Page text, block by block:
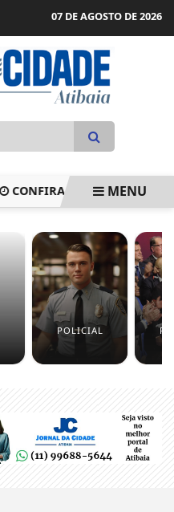
07 DE AGOSTO DE 2026
CONFIRA DEZENASMENU
POLICIAL